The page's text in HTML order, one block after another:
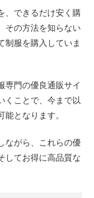
、できるだけ安く購
その方法を知らない
制服を購入していま
専門の優良通販サイ
くことで、今まで以
能となります。
ながら、これらの優
してお得に高品質な